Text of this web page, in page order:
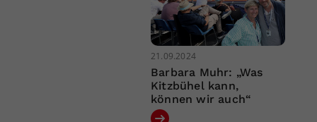
21.09.2024
Barbara Muhr: „Was
Kitzbühel kann,
können wir auch“